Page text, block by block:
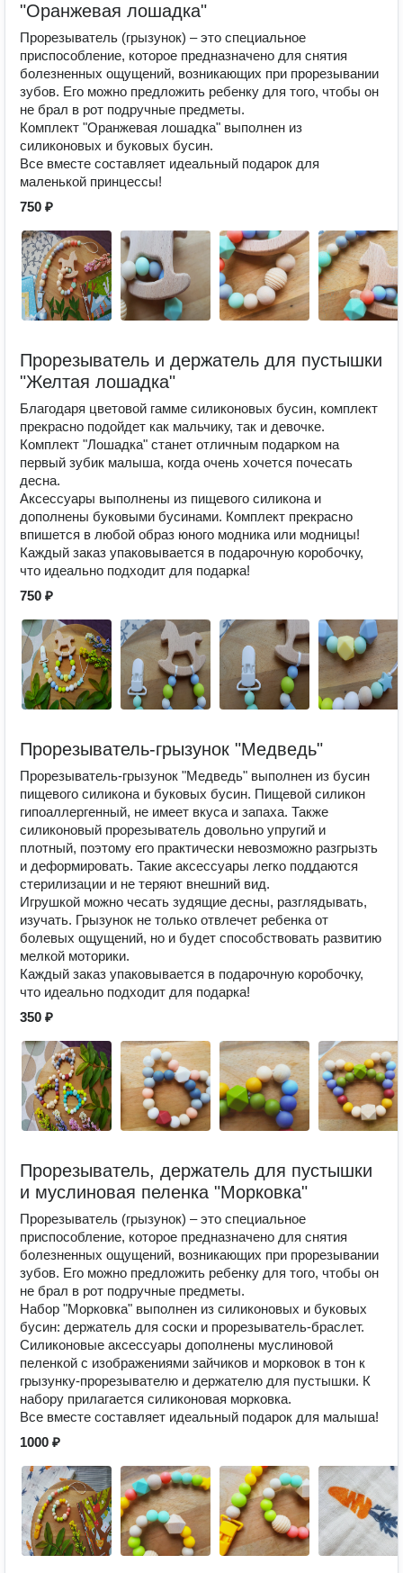
"Оранжевая лошадка"
Прорезыватель (грызунок) – это специальное
приспособление, которое предназначено для снятия
болезненных ощущений, возникающих при прорезывании
зубов. Его можно предложить ребенку для того, чтобы он
не брал в рот подручные предметы.
Комплект "Оранжевая лошадка" выполнен из
силиконовых и буковых бусин.
Все вместе составляет идеальный подарок для
маленькой принцессы!
750 ₽
Прорезыватель и держатель для пустышки
"Желтая лошадка"
Благодаря цветовой гамме силиконовых бусин, комплект
прекрасно подойдет как мальчику, так и девочке.
Комплект "Лошадка" станет отличным подарком на
первый зубик малыша, когда очень хочется почесать
десна.
Аксессуары выполнены из пищевого силикона и
дополнены буковыми бусинами. Комплект прекрасно
впишется в любой образ юного модника или модницы!
Каждый заказ упаковывается в подарочную коробочку,
что идеально подходит для подарка!
750 ₽
Прорезыватель-грызунок "Медведь"
Прорезыватель-грызунок "Медведь" выполнен из бусин
пищевого силикона и буковых бусин. Пищевой силикон
гипоаллергенный, не имеет вкуса и запаха. Также
силиконовый прорезыватель довольно упругий и
плотный, поэтому его практически невозможно разгрызть
и деформировать. Такие аксессуары легко поддаются
стерилизации и не теряют внешний вид.
Игрушкой можно чесать зудящие десны, разглядывать,
изучать. Грызунок не только отвлечет ребенка от
болевых ощущений, но и будет способствовать развитию
мелкой моторики.
Каждый заказ упаковывается в подарочную коробочку,
что идеально подходит для подарка!
350 ₽
Прорезыватель, держатель для пустышки
и муслиновая пеленка "Морковка"
Прорезыватель (грызунок) – это специальное
приспособление, которое предназначено для снятия
болезненных ощущений, возникающих при прорезывании
зубов. Его можно предложить ребенку для того, чтобы он
не брал в рот подручные предметы.
Набор "Морковка" выполнен из силиконовых и буковых
бусин: держатель для соски и прорезыватель-браслет.
Силиконовые аксессуары дополнены муслиновой
пеленкой с изображениями зайчиков и морковок в тон к
грызунку-прорезывателю и держателю для пустышки. К
набору прилагается силиконовая морковка.
Все вместе составляет идеальный подарок для малыша!
1000 ₽